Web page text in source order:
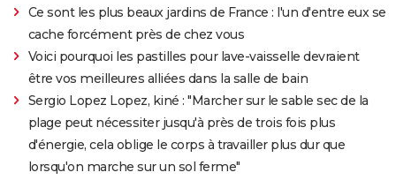
Ce sont les plus beaux jardins de France : l'un d'entre eux se
cache forcément près de chez vous
Voici pourquoi les pastilles pour lave-vaisselle devraient
être vos meilleures alliées dans la salle de bain
Sergio Lopez Lopez, kiné : "Marcher sur le sable sec de la
plage peut nécessiter jusqu'à près de trois fois plus
d'énergie, cela oblige le corps à travailler plus dur que
lorsqu'on marche sur un sol ferme"